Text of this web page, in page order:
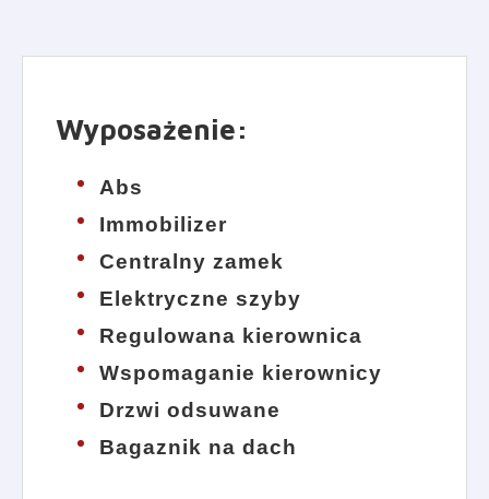
Wyposażenie:
Abs
Immobilizer
Centralny zamek
Elektryczne szyby
Regulowana kierownica
Wspomaganie kierownicy
Drzwi odsuwane
Bagaznik na dach